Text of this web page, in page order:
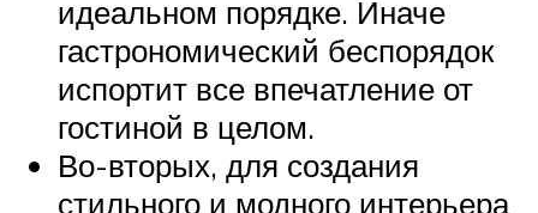
идеальном порядке. Иначе
гастрономический беспорядок
испортит все впечатление от
гостиной в целом.
Во-вторых, для создания
стильного и модного интерьера